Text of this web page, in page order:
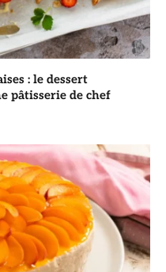
: le dessert
pâtisserie de chef